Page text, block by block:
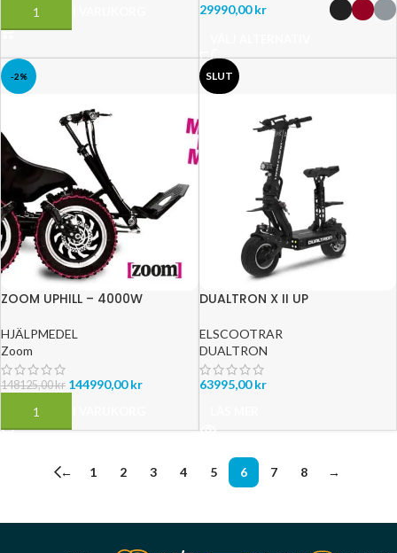
LÄGG TILL I VARUKORG 29990,00kr
-2%
ZOOM UPHILL – 4000W
HJÄLPMEDEL
Zoom
148125,00kr 144990,00kr
LÄGG TILL I VARUKORG
SLUT
DUALTRON X II UP
ELSCOOTRAR
DUALTRON
63995,00kr
← 1 2 3 4 5 6 7 8 →